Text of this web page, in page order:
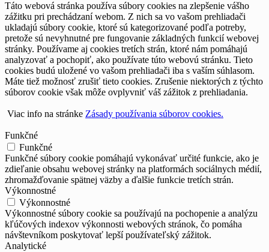
Táto webová stránka používa súbory cookies na zlepšenie vášho
zážitku pri prechádzaní webom. Z nich sa vo vašom prehliadači
ukladajú súbory cookie, ktoré sú kategorizované podľa potreby,
pretože sú nevyhnutné pre fungovanie základných funkcií webovej
stránky. Používame aj cookies tretích strán, ktoré nám pomáhajú
analyzovať a pochopiť, ako používate túto webovú stránku. Tieto
cookies budú uložené vo vašom prehliadači iba s vaším súhlasom.
Máte tiež možnosť zrušiť tieto cookies. Zrušenie niektorých z týchto
súborov cookie však môže ovplyvniť váš zážitok z prehliadania.
Viac info na stránke Zásady používania súborov cookies.
Funkčné
Funkčné
Funkčné súbory cookie pomáhajú vykonávať určité funkcie, ako je
zdieľanie obsahu webovej stránky na platformách sociálnych médií,
zhromažďovanie spätnej väzby a ďalšie funkcie tretích strán.
Výkonnostné
Výkonnostné
Výkonnostné súbory cookie sa používajú na pochopenie a analýzu
kľúčových indexov výkonnosti webových stránok, čo pomáha
návštevníkom poskytovať lepší používateľský zážitok.
Analytické